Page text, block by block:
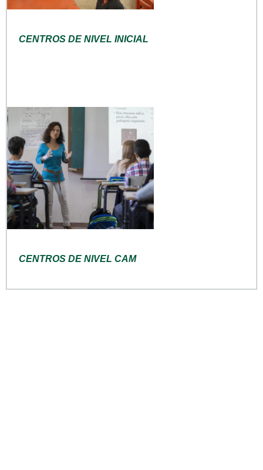
CENTROS DE NIVEL INICIAL
CENTROS DE NIVEL CAM